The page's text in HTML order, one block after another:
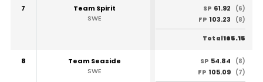
7
Team Spirit
SWE
SP 61.92
(6)
FP 103.23 (8)
Total165.15
8
Team Seaside
SWE
SP 54.84
(8)
FP 105.09 (7)